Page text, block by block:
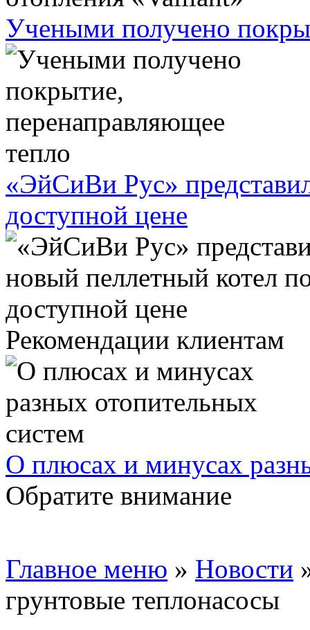
Учеными получено
«ЭйСиВи Рус»
доступной цене
Рекомендации клиентам
О плюсах и минусах
Обратите внимание
Главное меню » Новости
грунтовые теплонасосы